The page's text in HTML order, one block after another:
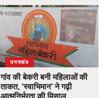
उत्तराखंड
गांव की बेकरी बनी महिलाओं की
ताकत, ‘स्वाभिमान’ ने गढ़ी
आत्मनिर्भरता की मिसाल…